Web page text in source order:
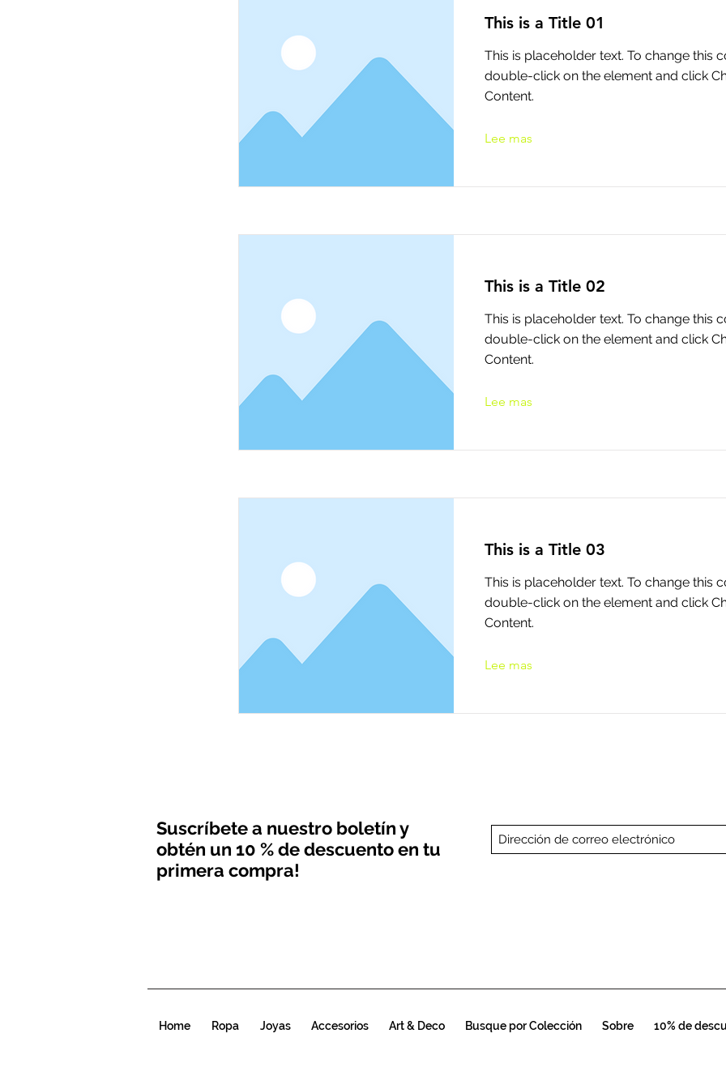
This is a Title 01
This is placeholder text. To change this
double-click on the element and click
Content.
Lee mas
This is a Title 02
This is placeholder text. To change this
double-click on the element and click
Content.
Lee mas
This is a Title 03
This is placeholder text. To change this
double-click on the element and click
Content.
Lee mas
Suscríbete a nuestro boletín y
obtén un 10 % de descuento en tu
primera compra!
Home Ropa Joyas Accesorios Art & Deco Busque por Colección Sobre 10% de